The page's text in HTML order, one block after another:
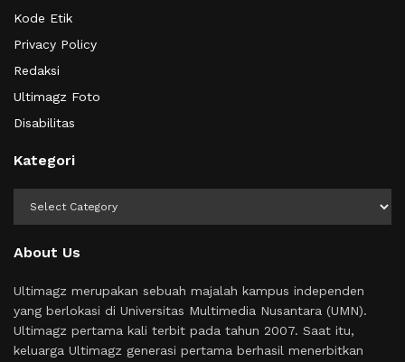
Kode Etik
Privacy Policy
Redaksi
Ultimagz Foto
Disabilitas
Kategori
About Us
Ultimagz merupakan sebuah majalah kampus independen
yang berlokasi di Universitas Multimedia Nusantara (UMN).
Ultimagz pertama kali terbit pada tahun 2007. Saat itu,
keluarga Ultimagz generasi pertama berhasil menerbitkan